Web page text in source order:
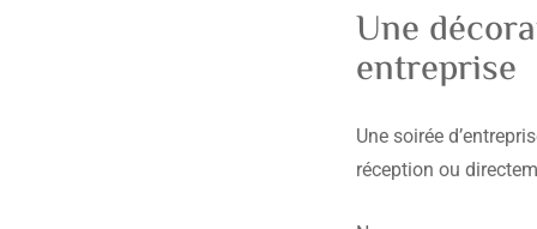
Une
entreprise
Une soirée
réception ou